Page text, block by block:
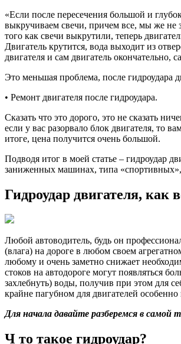
«Если после пересечения большой и
выкручиваем свечи, причем все, мы же не
того как свечи выкрутили, теперь
Двигатель крутится, вода выходит из
двигателя и сам двигатель окончательно,
Это меньшая проблема, после гидроудара
• Ремонт двигателя после гидроудара.
Сказать что это дорого, это не сказать
если у вас разорвало блок двигателя, то
итоге, цена получится очень большой.
Подводя итог в моей статье – гидроудар
заниженных машинах, типа «спортивных»,
Гидроудар двигателя, как
Любой автоводитель, будь он
(влага) на дороге в любом своем
любому и очень заметно снижает
стоков на автодороге могут появляться
захлебнуть) воды, получив при этом для
крайне пагубном для двигателей
Для начала давайте разберемся в самой
Ч то такое гидроудар?